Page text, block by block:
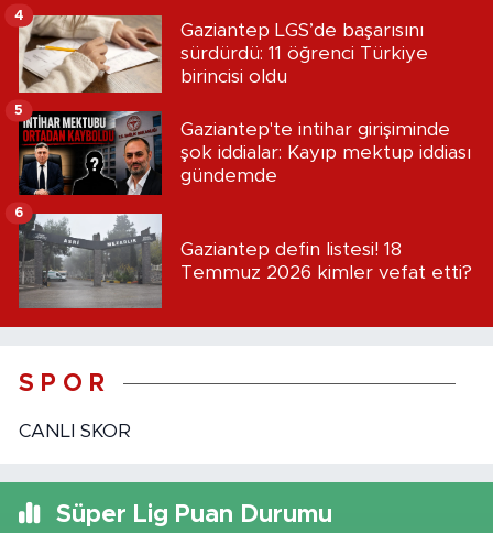
Gaziantep LGS’de başarısını
sürdürdü: 11 öğrenci Türkiye
birincisi oldu
4
Gaziantep'te intihar girişiminde
şok iddialar: Kayıp mektup iddiası
gündemde
5
Gaziantep defin listesi! 18
Temmuz 2026 kimler vefat etti?
6
S P O R
CANLI SKOR
Süper Lig Puan Durumu